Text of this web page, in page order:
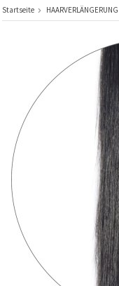
Startseite HAARVERLÄNGERUNG